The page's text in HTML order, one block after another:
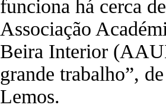
funciona há cerca
Associação
Beira Interior
grande trabalho”,
Lemos.